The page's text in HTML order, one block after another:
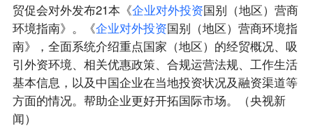
贸促会对外发布21本《企业对外投资国别（地区）营商
环境指南》。《企业对外投资国别（地区）营商环境指
南》，全面系统介绍重点国家（地区）的经贸概况、吸
引外资环境、相关优惠政策、合规运营法规、工作生活
基本信息，以及中国企业在当地投资状况及融资渠道等
方面的情况。帮助企业更好开拓国际市场。（央视新
闻）